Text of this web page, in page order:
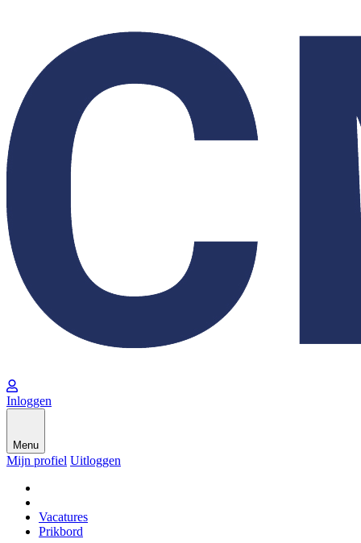
Inloggen
Menu
Mijn profiel Uitloggen
Vacatures
Prikbord